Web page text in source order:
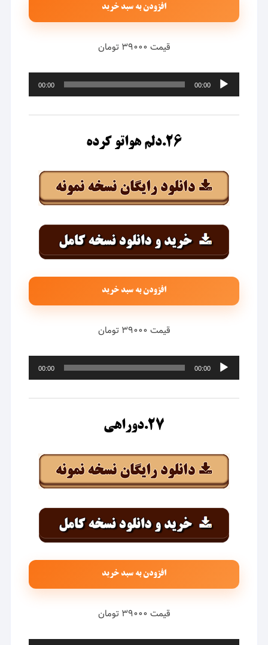
افزودن به سبد خرید
قیمت ۳۹۰۰۰ تومان
پخش‌کننده
صوت
00:00
00:00
۲۶.دلم هواتو کرده
افزودن به سبد خرید
قیمت ۳۹۰۰۰ تومان
پخش‌کننده
صوت
00:00
00:00
۲۷.دوراهی
افزودن به سبد خرید
قیمت ۳۹۰۰۰ تومان